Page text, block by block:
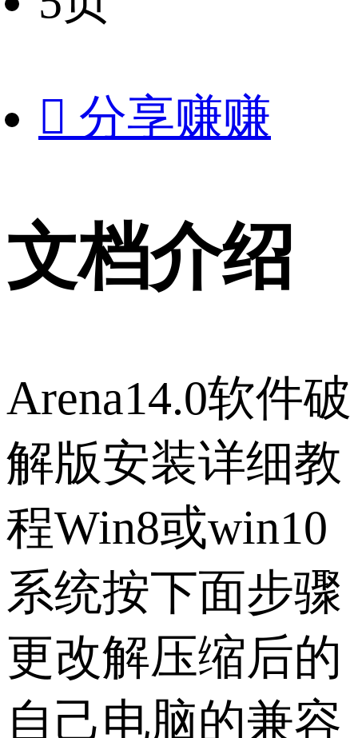
 分享赚赚
文档介绍
Arena14.0软件破
解版安装详细教
程Win8或win10
系统按下面步骤
更改解压缩后的
自己电脑的兼容